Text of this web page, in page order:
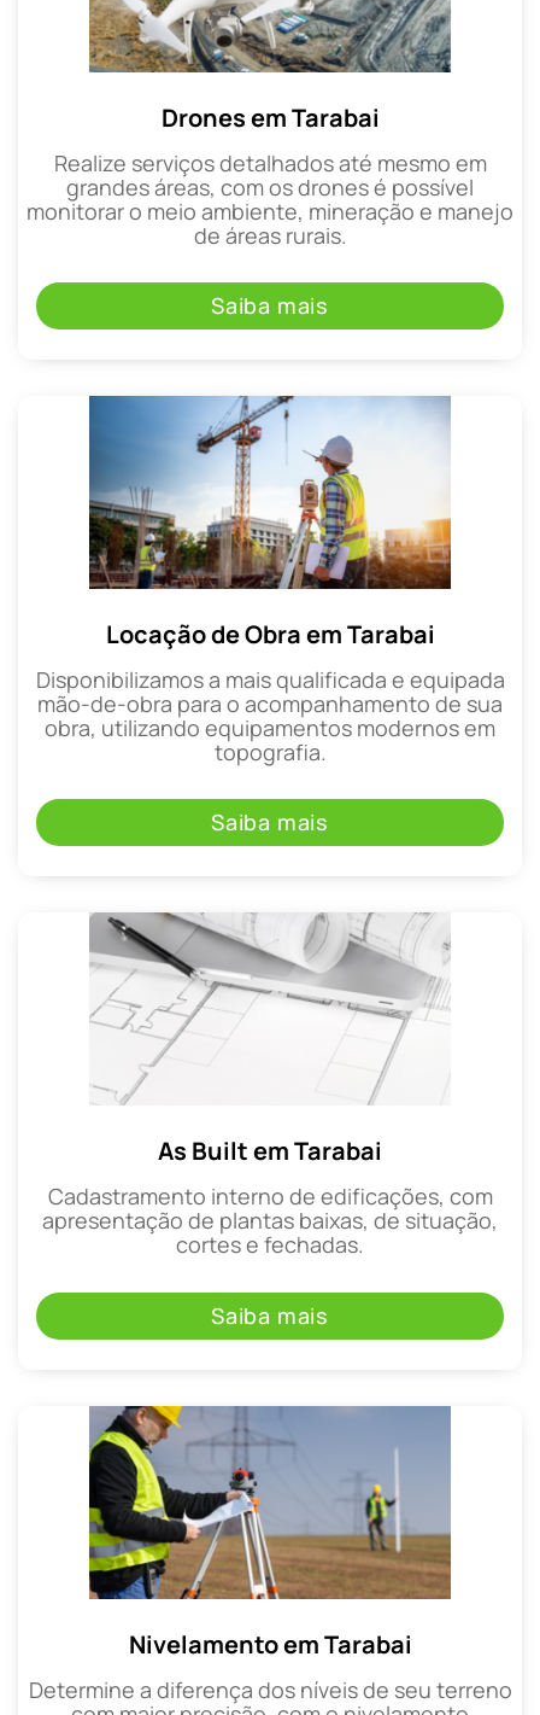
Drones em Tarabai
Realize serviços detalhados até mesmo em
grandes áreas, com os drones é possível
monitorar o meio ambiente, mineração e manejo
de áreas rurais.
Saiba mais
Locação de Obra em Tarabai
Disponibilizamos a mais qualificada e equipada
mão-de-obra para o acompanhamento de sua
obra, utilizando equipamentos modernos em
topografia.
Saiba mais
As Built em Tarabai
Cadastramento interno de edificações, com
apresentação de plantas baixas, de situação,
cortes e fechadas.
Saiba mais
Nivelamento em Tarabai
Determine a diferença dos níveis de seu terreno